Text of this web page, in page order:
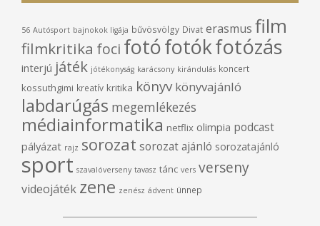
56 Autósport bajnokok ligája bűvösvölgy Divat erasmus film
filmkritika foci fotófotókfotózás
interjú játék jótékonyság karácsony kirándulás koncert
kossuthgimi kreatív kritika könyv könyvajánló
labdarúgás megemlékezés
médiainformatika netflix olimpia podcast
pályázat rajz sorozat sorozat ajánló sorozatajánló
sport szavalóverseny tavasz tánc vers verseny
videojáték zene zenész ádvent ünnep